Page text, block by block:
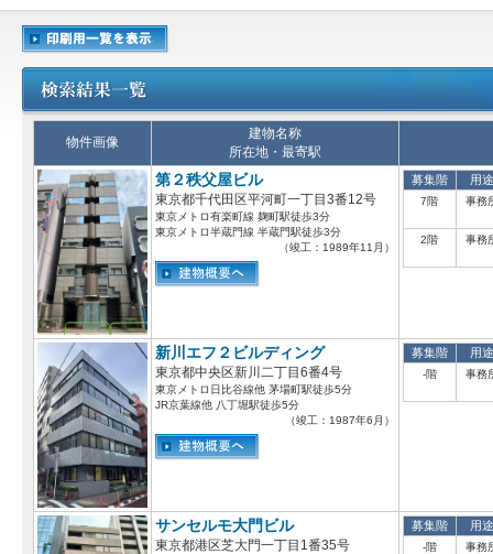
物件画像
建物名称
所在地・最寄駅
第２秩父屋ビル
東京都千代田区平河町一丁目3番12号
東京メトロ有楽町線 麹町駅徒歩3分
東京メトロ半蔵門線 半蔵門駅徒歩3分
（竣工：1989年11月）
募集階 用
7階 事務
2階 事務
新川エフ２ビルディング
東京都中央区新川二丁目6番4号
東京メトロ日比谷線他 茅場町駅徒歩5分
JR京葉線他 八丁堀駅徒歩5分
（竣工：1987年6月）
募集階 用
-階 事務
サンセルモ大門ビル
東京都港区芝大門一丁目1番35号
募集階 用
-階 事務